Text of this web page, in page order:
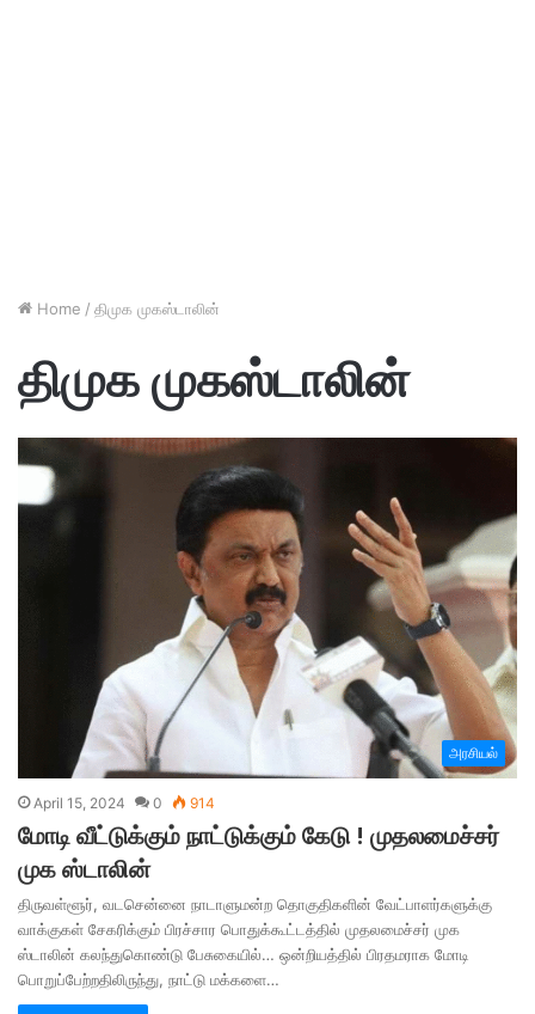
Home / திமுக முகஸ்டாலின்
திமுக முகஸ்டாலின்
அரசியல்
April 15, 2024 0 914
மோடி வீட்டுக்கும் நாட்டுக்கும் கேடு ! முதலமைச்சர்
முக ஸ்டாலின்
திருவள்ளூர், வடசென்னை நாடாளுமன்ற தொகுதிகளின் வேட்பாளர்களுக்கு
வாக்குகள் சேகரிக்கும் பிரச்சார பொதுக்கூட்டத்தில் முதலமைச்சர் முக
ஸ்டாலின் கலந்துகொண்டு பேசுகையில்… ஒன்றியத்தில் பிரதமராக மோடி
பொறுப்பேற்றதிலிருந்து, நாட்டு மக்களை…